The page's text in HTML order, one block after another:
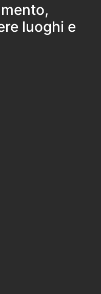
luoghi e